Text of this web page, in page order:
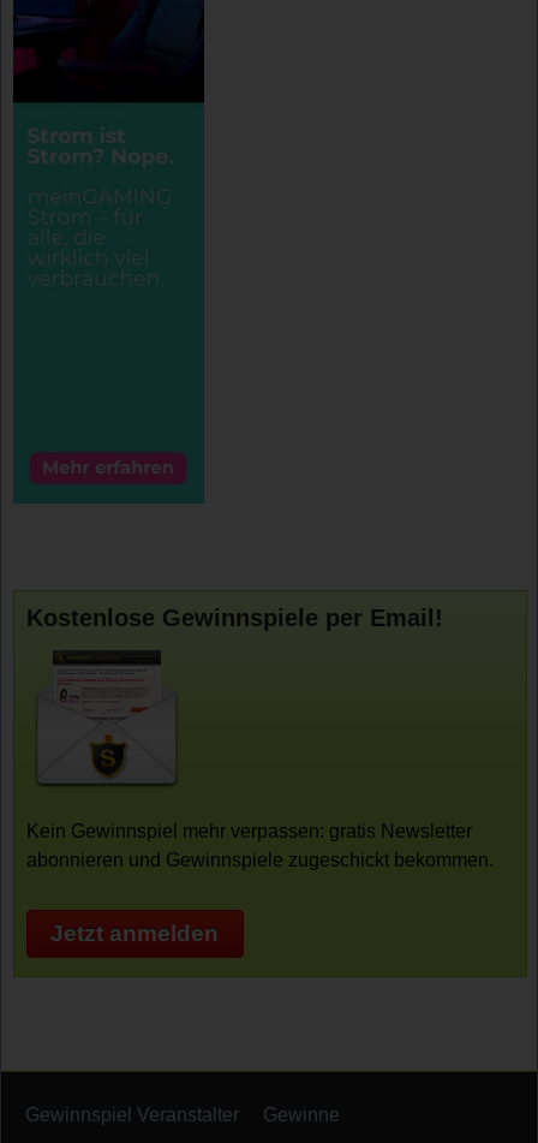
Kostenlose Gewinnspiele per Email!
Kein Gewinnspiel mehr verpassen: gratis Newsletter
abonnieren und Gewinnspiele zugeschickt bekommen.
Jetzt anmelden
Gewinnspiel Veranstalter Gewinne